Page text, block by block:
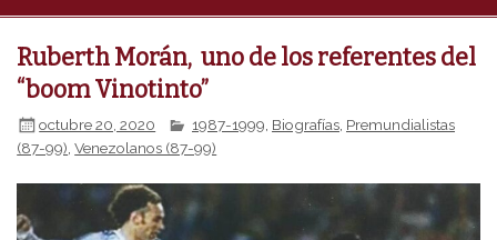
Ruberth Morán, uno de los referentes del
“boom Vinotinto”
octubre 20, 2020 1987-1999 Biografías Premundialistas
(87-99),Venezolanos (87-99)